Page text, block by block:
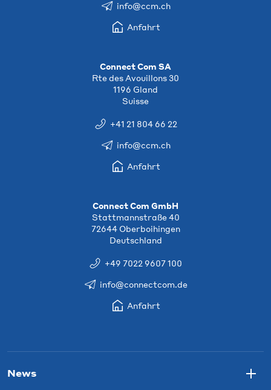
info@ccm.ch
Anfahrt
Connect Com SA
Rte des Avouillons 30
1196 Gland
Suisse
+41 21 804 66 22
info@ccm.ch
Anfahrt
Connect Com GmbH
Stattmannstraße 40
72644 Oberboihingen
Deutschland
+49 7022 9607 100
info@connectcom.de
Anfahrt
News